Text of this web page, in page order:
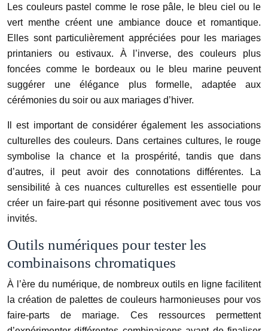
Les couleurs pastel comme le rose pâle, le bleu ciel ou le
vert menthe créent une ambiance douce et romantique.
Elles sont particulièrement appréciées pour les mariages
printaniers ou estivaux. À l’inverse, des couleurs plus
foncées comme le bordeaux ou le bleu marine peuvent
suggérer une élégance plus formelle, adaptée aux
cérémonies du soir ou aux mariages d’hiver.
Il est important de considérer également les associations
culturelles des couleurs. Dans certaines cultures, le rouge
symbolise la chance et la prospérité, tandis que dans
d’autres, il peut avoir des connotations différentes. La
sensibilité à ces nuances culturelles est essentielle pour
créer un faire-part qui résonne positivement avec tous vos
invités.
Outils numériques pour tester les
combinaisons chromatiques
À l’ère du numérique, de nombreux outils en ligne facilitent
la création de palettes de couleurs harmonieuses pour vos
faire-parts de mariage. Ces ressources permettent